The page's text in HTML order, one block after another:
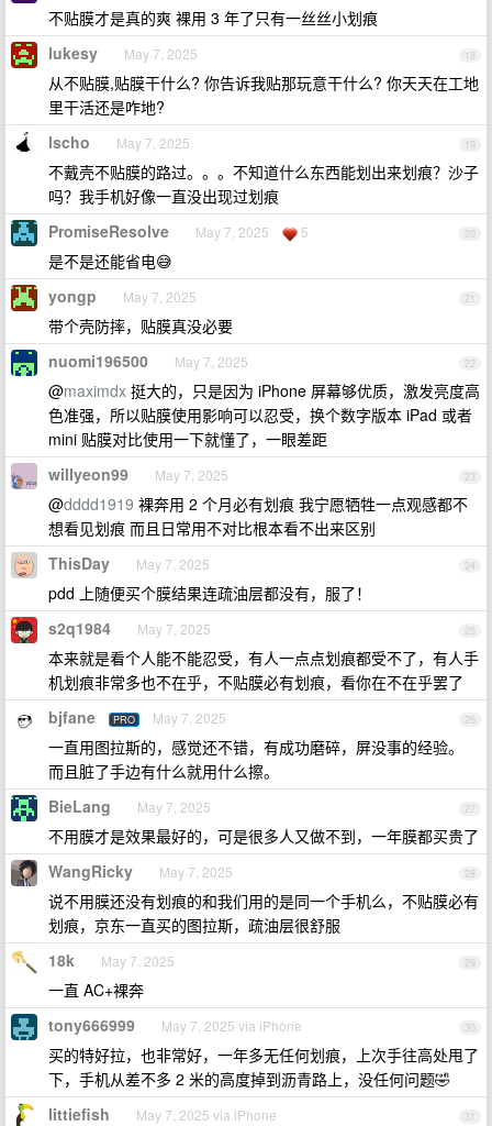
不贴膜才是真的爽 裸用 3 年了只有一丝丝小划痕
18
lukesy May 7, 2025
从不贴膜,贴膜干什么? 你告诉我贴那玩意干什么? 你天天在工地
里干活还是咋地?
19
lscho May 7, 2025
不戴壳不贴膜的路过。。。不知道什么东西能划出来划痕？沙子
吗？我手机好像一直没出现过划痕
20
PromiseResolve May 7, 2025 5
是不是还能省电😅
21
yongp May 7, 2025
带个壳防摔，贴膜真没必要
22
nuomi196500 May 7, 2025
@maximdx 挺大的，只是因为 iPhone 屏幕够优质，激发亮度高
色准强，所以贴膜使用影响可以忍受，换个数字版本 iPad 或者
mini 贴膜对比使用一下就懂了，一眼差距
23
willyeon99 May 7, 2025
@dddd1919 裸奔用 2 个月必有划痕 我宁愿牺牲一点观感都不
想看见划痕 而且日常用不对比根本看不出来区别
24
ThisDay May 7, 2025
pdd 上随便买个膜结果连疏油层都没有，服了！
25
s2q1984 May 7, 2025
本来就是看个人能不能忍受，有人一点点划痕都受不了，有人手
机划痕非常多也不在乎，不贴膜必有划痕，看你在不在乎罢了
26
bjfane PRO May 7, 2025
一直用图拉斯的，感觉还不错，有成功磨碎，屏没事的经验。
而且脏了手边有什么就用什么擦。
27
BieLang May 7, 2025
不用膜才是效果最好的，可是很多人又做不到，一年膜都买贵了
28
WangRicky May 7, 2025
说不用膜还没有划痕的和我们用的是同一个手机么，不贴膜必有
划痕，京东一直买的图拉斯，疏油层很舒服
29
18k May 7, 2025
一直 AC+裸奔
30
tony666999 May 7, 2025 via iPhone
买的特好拉，也非常好，一年多无任何划痕，上次手往高处甩了
下，手机从差不多 2 米的高度掉到沥青路上，没任何问题🤣
31
littiefish May 7, 2025 via iPhone